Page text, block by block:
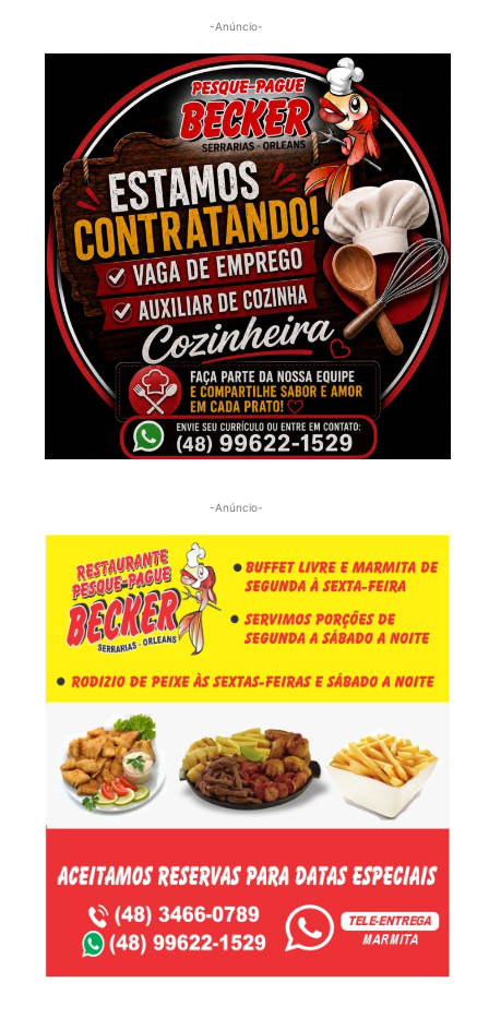
-Anúncio-
-Anúncio-